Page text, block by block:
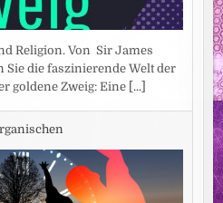
Religion. Von Sir James
Sie die faszinierende Welt der
goldene Zweig: Eine [...]